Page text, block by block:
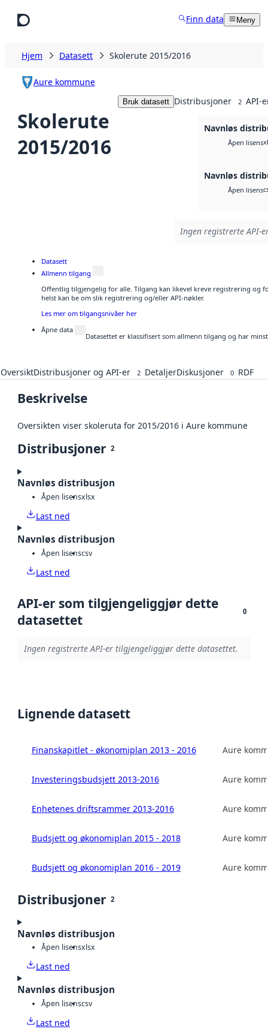
Finn data Meny
Hjem Datasett Skolerute 2015/2016
Aure kommune
Skolerute
2015/2016
Bruk datasett Distribusjoner 2 API-
Navnløs
Åpen lisens
Navnløs
Åpen lisens
Ingen registrerte API-
Datasett
Allmenn tilgang
Offentlig tilgjengelig for alle. Tilgang kan likevel kreve registrering og
helst kan be om slik registrering og/eller API-nøkler.
Les mer om tilgangsnivåer her
Åpne data
Datasettet er klassifisert som allmenn tilgang og har
OversiktDistribusjoner og API-er 2 DetaljerDiskusjoner 0 RDF
Beskrivelse
Oversikten viser skoleruta for 2015/2016 i Aure kommune
Distribusjoner 2
Navnløs distribusjon
Åpen lisensxlsx
Last ned
Navnløs distribusjon
Åpen lisenscsv
Last ned
API-er som tilgjengeliggjør dette
datasettet
0
Ingen registrerte API-er tilgjengeliggjør dette datasettet.
Lignende datasett
Finanskapitlet - økonomiplan 2013 - 2016 Aure
Investeringsbudsjett 2013-2016 Aure
Enhetenes driftsrammer 2013-2016 Aure
Budsjett og økonomiplan 2015 - 2018 Aure
Budsjett og økonomiplan 2016 - 2019 Aure
Distribusjoner 2
Navnløs distribusjon
Åpen lisensxlsx
Last ned
Navnløs distribusjon
Åpen lisenscsv
Last ned